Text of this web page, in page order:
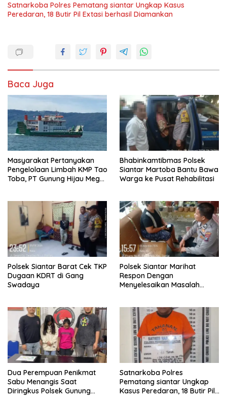
Satnarkoba Polres Pematang siantar Ungkap Kasus
Peredaran, 18 Butir Pil Extasi berhasil Diamankan
Baca Juga
Masyarakat Pertanyakan
Pengelolaan Limbah KMP Tao
Toba, PT Gunung Hijau Mega
Bhabinkamtibmas Polsek
Siantar Martoba Bantu Bawa
Warga ke Pusat Rehabilitasi
Polsek Siantar Barat Cek TKP
Dugaan KDRT di Gang
Swadaya
Polsek Siantar Marihat
Respon Dengan
Menyelesaikan Masalah
Dua Perempuan Penikmat
Sabu Menangis Saat
Diringkus Polsek Gunung
Satnarkoba Polres
Pematang siantar Ungkap
Kasus Peredaran, 18 Butir Pil